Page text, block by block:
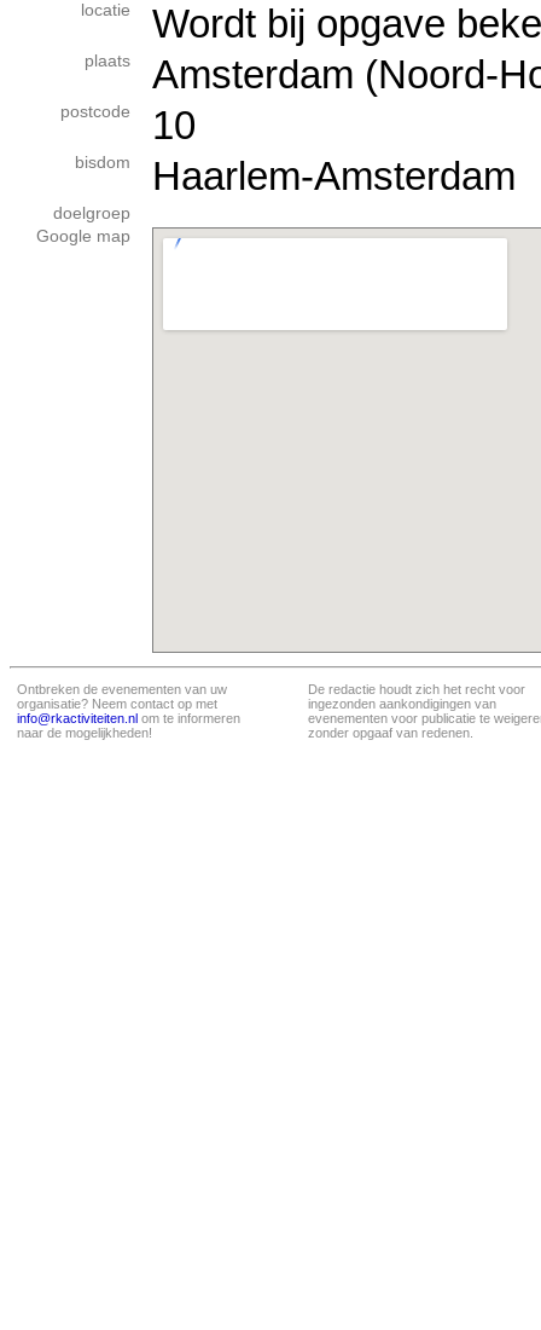
locatie Wordt bij opgave
plaats Amsterdam (Noord-
postcode 10
bisdom Haarlem-Amsterdam
doelgroep
Google map
Ontbreken de evenementen van uw
organisatie? Neem contact op met
info@rkactiviteiten.nl om te informeren
naar de mogelijkheden!
De redactie houdt zich het recht voor
ingezonden aankondigingen van
evenementen voor publicatie te
zonder opgaaf van redenen.